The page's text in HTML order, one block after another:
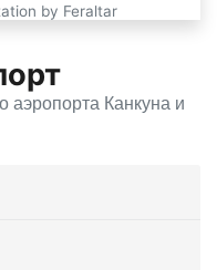
by Feraltar
аэропорта Канкуна и